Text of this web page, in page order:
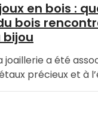
en bois :
bois
bijou
joaillerie a été
précieux et à